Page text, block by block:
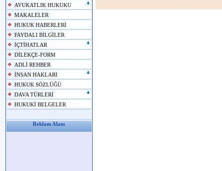
AVUKATLIK HUKUKU
MAKALELER
HUKUK HABERLERİ
FAYDALI BİLGİLER
İÇTİHATLAR
DİLEKÇE-FORM
ADLİ REHBER
İNSAN HAKLARI
HUKUK SÖZLÜĞÜ
DAVA TÜRLERİ
HUKUKİ BELGELER
Reklam Alanı